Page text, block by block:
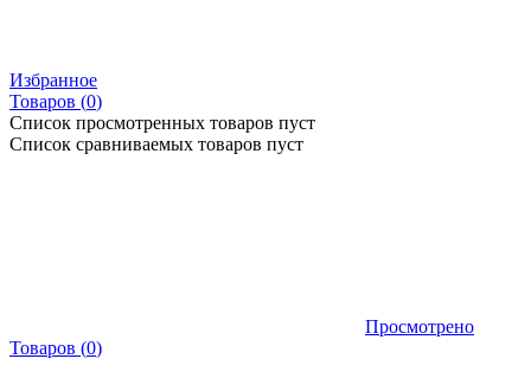
Избранное
Товаров (0)
Список просмотренных товаров пуст
Список сравниваемых товаров пуст
Просмотрено
Товаров (0)